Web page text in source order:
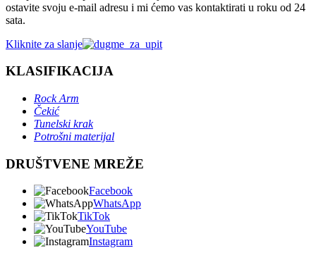
ostavite svoju e-mail adresu i mi ćemo vas kontaktirati u roku od 24
sata.
Kliknite za slanje
KLASIFIKACIJA
Rock Arm
Čekić
Tunelski krak
Potrošni materijal
DRUŠTVENE MREŽE
Facebook
WhatsApp
TikTok
YouTube
Instagram